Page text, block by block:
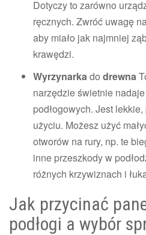
Dotyczy to zarówno
ręcznych. Zwróć uwagę
aby miało jak najmniej
krawędzi.
Wyrzynarkado drewna
narzędzie świetnie
podłogowych. Jest
użyciu. Możesz użyć
otworów na rury, np. te
inne przeszkody w
różnych krzywiznach i
Jak przycinać
podłogi a wybór